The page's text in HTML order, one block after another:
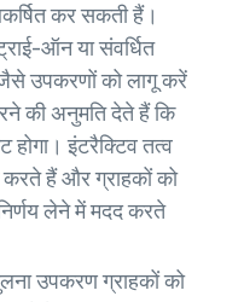
कर सकती हैं।
ऑन या संवर्धित
उपकरणों को लागू करें
की अनुमति देते हैं कि
इंटरैक्टिव तत्व
हैं और ग्राहकों को
लेने में मदद करते
उपकरण ग्राहकों को